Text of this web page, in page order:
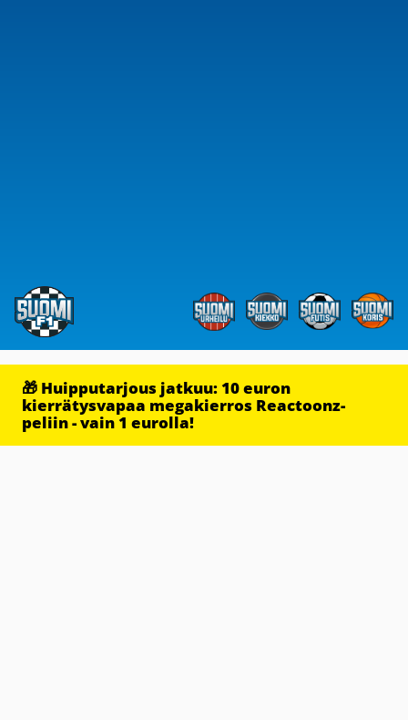
🎁 Huipputarjous jatkuu: 10 euron
kierrätysvapaa megakierros Reactoonz-
peliin - vain 1 eurolla!